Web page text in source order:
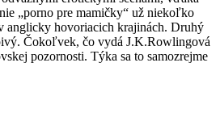
„porno pre mamičky“ už niekoľko
anglicky hovoriacich krajinách. Druhý
Čokoľvek, čo vydá J.K.Rowlingová
pozornosti. Týka sa to samozrejme